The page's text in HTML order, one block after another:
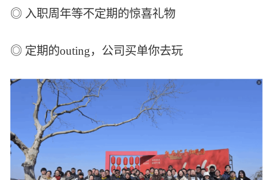
◎ 入职周年等不定期的惊喜礼物
◎ 定期的outing，公司买单你去玩